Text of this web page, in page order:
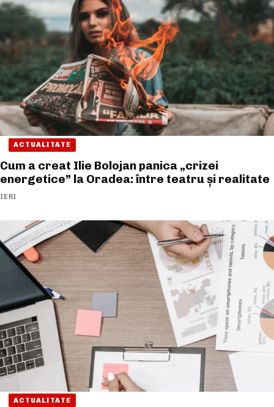
ACTUALITATE
Cum a creat Ilie Bolojan panica „crizei
energetice” la Oradea: între teatru și realitate
IERI
ACTUALITATE